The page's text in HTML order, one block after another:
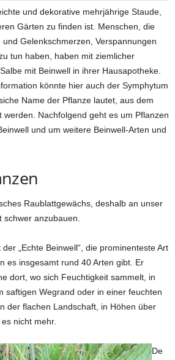
und dekorative mehrjährige Staude,
Gärten zu finden ist. Menschen, die
Gelenkschmerzen, Verspannungen
tun haben, haben mit ziemlicher
mit Beinwell in ihrer Hausapotheke.
könnte hier auch der Symphytum
Name der Pflanze lautet, aus dem
Nachfolgend geht es um Pflanzen
und um weitere Beinwell-Arten und
Raublattgewächs, deshalb an unser
schwer anzubauen.
„Echte Beinwell“, die prominenteste Art
es insgesamt rund 40 Arten gibt. Er
dort, wo sich Feuchtigkeit sammelt, in
saftigen Wegrand oder in einer feuchten
der flachen Landschaft, in Höhen über
nicht mehr.
De